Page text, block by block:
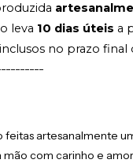
leva 10 dias úteis a
no prazo final
feitas artesanalmente
com carinho e